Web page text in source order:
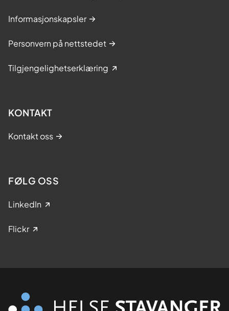
Informasjonskapsler
Personvern på nettstedet
Tilgjengelighetserklæring
KONTAKT
Kontakt oss
FØLG OSS
LinkedIn
Flickr